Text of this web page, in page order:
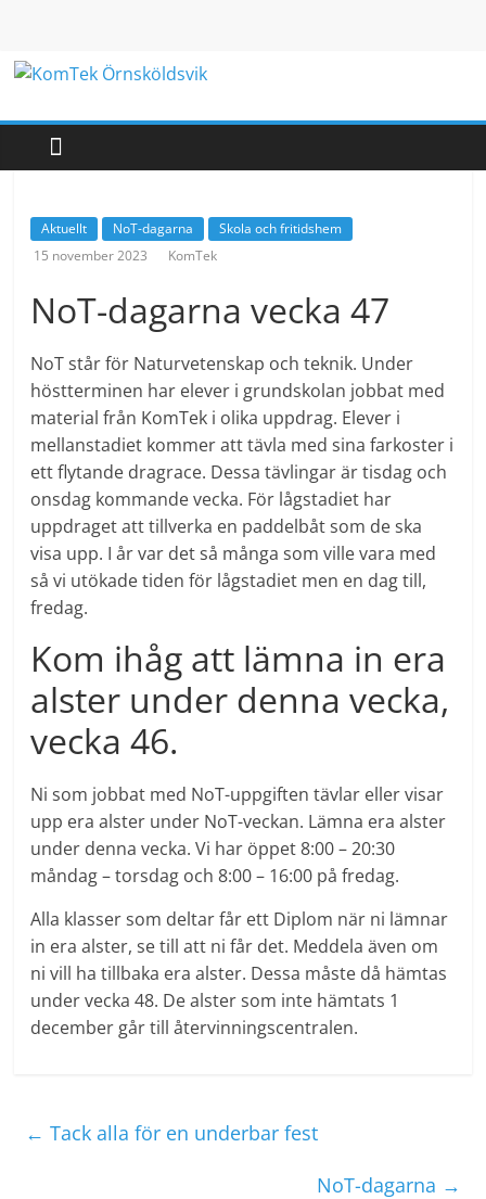
innehåll
KomTek
Örnsköldsvik
för
barn
unga
Aktuellt NoT-dagarna
Skola och fritidshem
15 november 2023
KomTek
NoT-dagarna vecka 47
NoT står för Naturvetenskap och teknik. Under
höstterminen har elever i grundskolan jobbat med
material från KomTek i olika uppdrag. Elever i
mellanstadiet kommer att tävla med sina farkoster i
ett flytande dragrace. Dessa tävlingar är tisdag och
onsdag kommande vecka. För lågstadiet har
uppdraget att tillverka en paddelbåt som de ska
visa upp. I år var det så många som ville vara med
så vi utökade tiden för lågstadiet men en dag till,
fredag.
Kom ihåg att lämna in era
alster under denna vecka,
vecka 46.
Ni som jobbat med NoT-uppgiften tävlar eller visar
upp era alster under NoT-veckan. Lämna era alster
under denna vecka. Vi har öppet 8:00 – 20:30
måndag – torsdag och 8:00 – 16:00 på fredag.
Alla klasser som deltar får ett Diplom när ni lämnar
in era alster, se till att ni får det. Meddela även om
ni vill ha tillbaka era alster. Dessa måste då hämtas
under vecka 48. De alster som inte hämtats 1
december går till återvinningscentralen.
← Tack alla för en underbar fest
NoT-dagarna →